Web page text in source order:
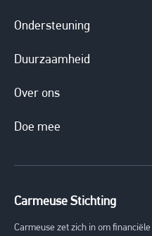
Ondersteuning
Duurzaamheid
Over ons
Doe mee
Carmeuse Stichting
Carmeuse zet zich in om